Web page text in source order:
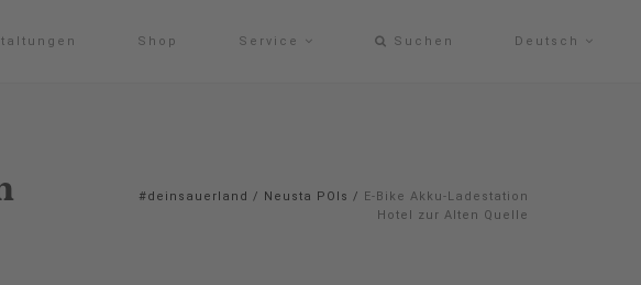
Shop Service Suchen Deutsch
#deinsauerland / Neusta POIs / E-Bike Akku-Ladestation
Hotel zur Alten Quelle